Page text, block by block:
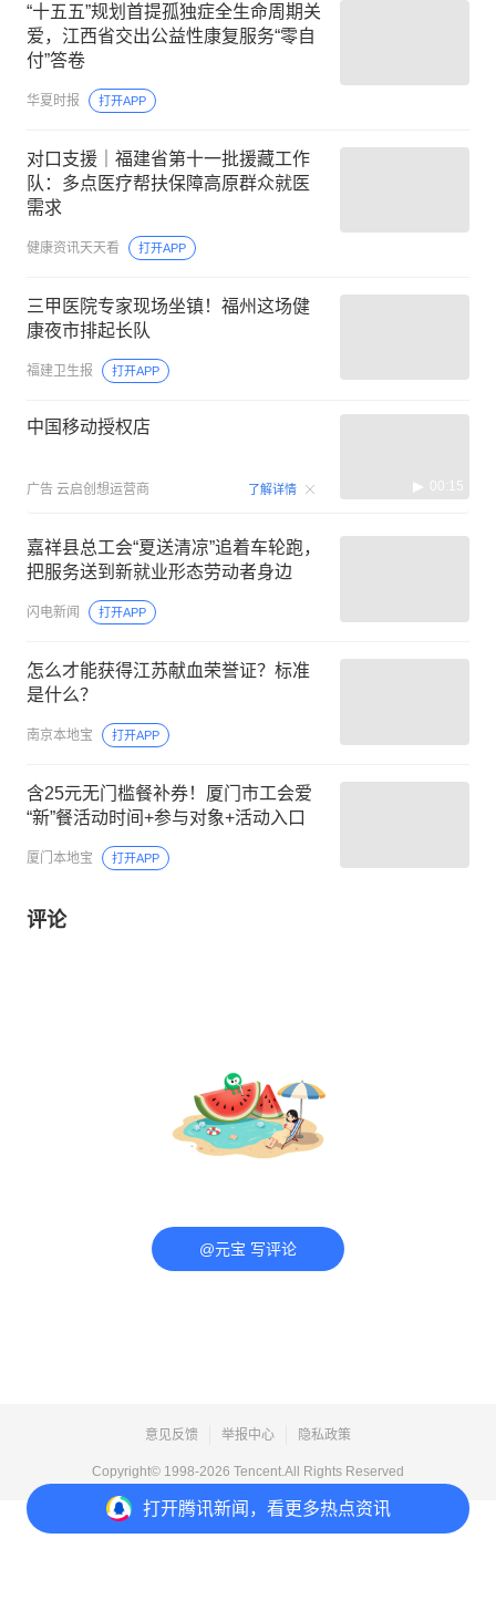
打开腾讯新闻，看更多热点资讯
“十五五”规划首提孤独症全生命周期关
爱，江西省交出公益性康复服务“零自
付”答卷
华夏时报 打开APP
对口支援｜福建省第十一批援藏工作
队：多点医疗帮扶保障高原群众就医
需求
健康资讯天天看 打开APP
三甲医院专家现场坐镇！福州这场健
康夜市排起长队
福建卫生报 打开APP
中国移动授权店
广告 云启创想运营商 了解详情 00:15
嘉祥县总工会“夏送清凉”追着车轮跑，
把服务送到新就业形态劳动者身边
闪电新闻 打开APP
怎么才能获得江苏献血荣誉证？标准
是什么？
南京本地宝 打开APP
含25元无门槛餐补券！厦门市工会爱
“新”餐活动时间+参与对象+活动入口
厦门本地宝 打开APP
评论
@元宝 写评论
意见反馈 举报中心 隐私政策
Copyright© 1998-2026 Tencent.All Rights Reserved